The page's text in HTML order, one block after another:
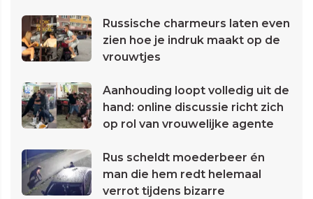
Russische charmeurs laten even
zien hoe je indruk maakt op de
vrouwtjes
Aanhouding loopt volledig uit de
hand: online discussie richt zich
op rol van vrouwelijke agente
Rus scheldt moederbeer én
man die hem redt helemaal
verrot tijdens bizarre